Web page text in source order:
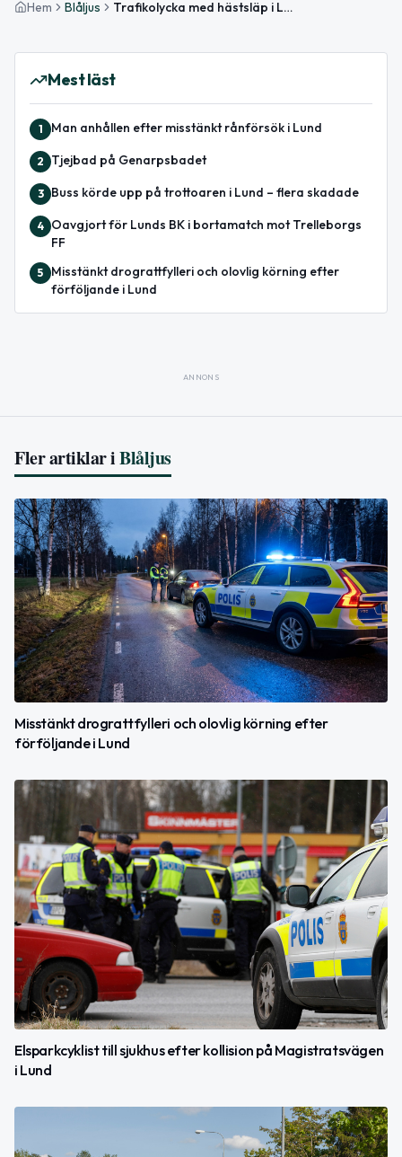
Hem Blåljus Trafikolycka med hästsläp i Lund – förare flydde från platsen
Mest läst
1 Man anhållen efter misstänkt rånförsök i Lund
2 Tjejbad på Genarpsbadet
3 Buss körde upp på trottoaren i Lund – flera skadade
4
Oavgjort för Lunds BK i bortamatch mot Trelleborgs
FF
5
Misstänkt drograttfylleri och olovlig körning efter
förföljande i Lund
ANNONS
Fler artiklar iBlåljus
Misstänkt drograttfylleri och olovlig körning efter
förföljande i Lund
Elsparkcyklist till sjukhus efter kollision på Magistratsvägen
i Lund